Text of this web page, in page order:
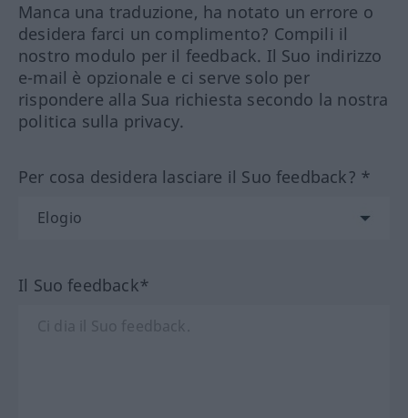
Manca una traduzione, ha notato un errore o
desidera farci un complimento? Compili il
nostro modulo per il feedback. Il Suo indirizzo
e-mail è opzionale e ci serve solo per
rispondere alla Sua richiesta secondo la nostra
politica sulla privacy.
Per cosa desidera lasciare il Suo feedback? *
Il Suo feedback*